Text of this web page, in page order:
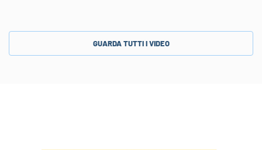
GUARDA TUTTI I VIDEO